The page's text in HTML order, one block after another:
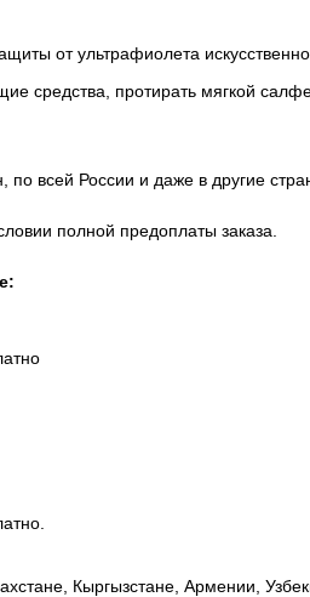
от ультрафиолета
средства, протирать мягкой
всей России и даже в другие
полной предоплаты заказа.
Кыргызстане, Армении,